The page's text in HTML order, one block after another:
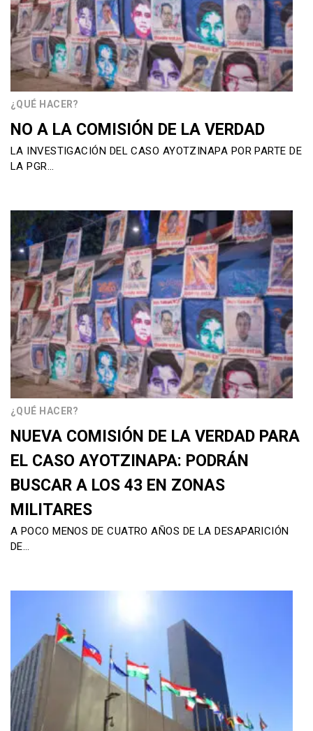
¿QUÉ HACER?
NO A LA COMISIÓN DE LA VERDAD
LA INVESTIGACIÓN DEL CASO AYOTZINAPA POR PARTE DE
LA PGR…
¿QUÉ HACER?
NUEVA COMISIÓN DE LA VERDAD PARA
EL CASO AYOTZINAPA: PODRÁN
BUSCAR A LOS 43 EN ZONAS
MILITARES
A POCO MENOS DE CUATRO AÑOS DE LA DESAPARICIÓN
DE…